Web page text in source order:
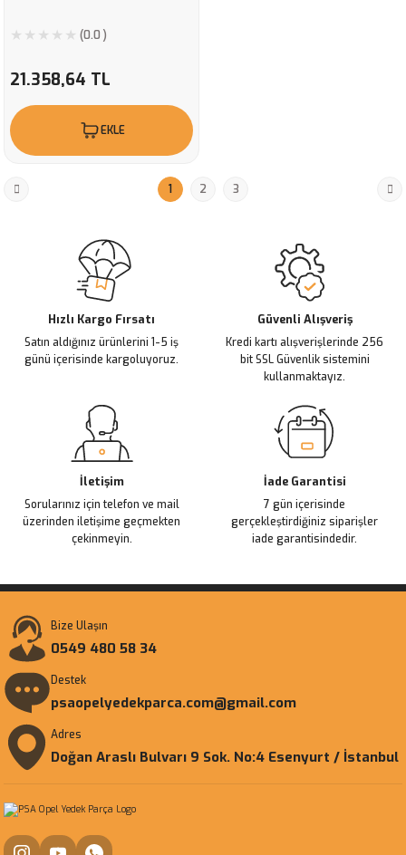
(0.0 )
21.358,64 TL
EKLE
1 2 3
Hızlı Kargo Fırsatı
Satın aldığınız ürünlerini 1-5 iş
günü içerisinde kargoluyoruz.
Güvenli Alışveriş
Kredi kartı alışverişlerinde 256
bit SSL Güvenlik sistemini
kullanmaktayız.
İletişim
Sorularınız için telefon ve mail
üzerinden iletişime geçmekten
çekinmeyin.
İade Garantisi
7 gün içerisinde
gerçekleştirdiğiniz siparişler
iade garantisindedir.
Bize Ulaşın
0549 480 58 34
Destek
psaopelyedekparca.com@gmail.com
Adres
Doğan Araslı Bulvarı 9 Sok. No:4 Esenyurt / İstanbul